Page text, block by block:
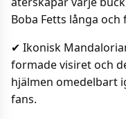
Boba Fetts långa och
✔ Ikonisk
formade visiret och
hjälmen omedelbart
fans.